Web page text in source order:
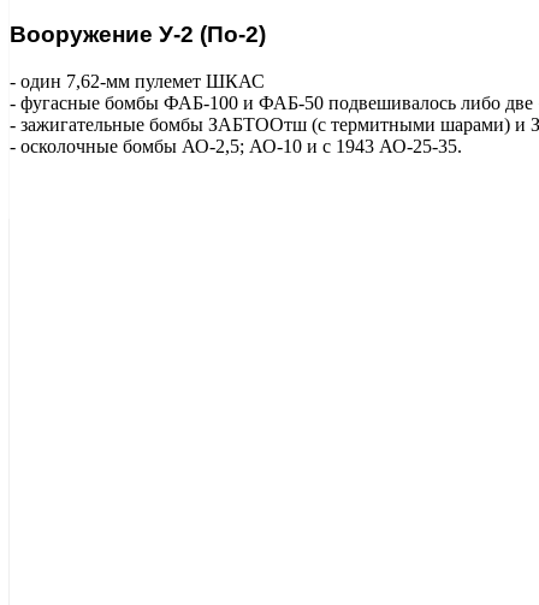
Вооружение У-2 (По-2)
- один 7,62-мм пулемет ШКАС
- фугасные бомбы ФАБ-100 и ФАБ-50 подвешивалось либо две
- зажигательные бомбы ЗАБТООтш (с термитными шарами) и
- осколочные бомбы АО-2,5; АО-10 и с 1943 АО-25-35.